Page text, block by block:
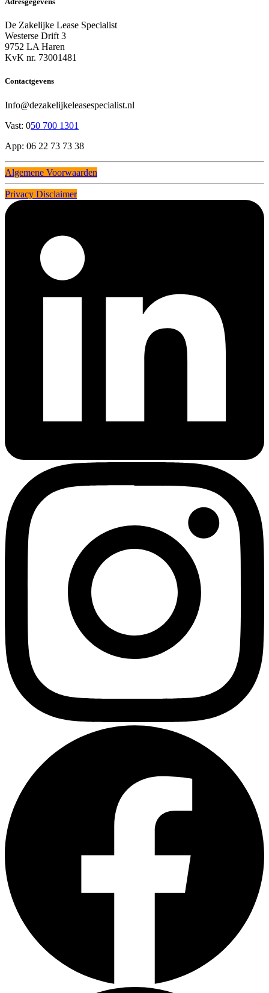
De Zakelijke Lease Specialist
Westerse Drift 3
9752 LA Haren
KvK nr. 73001481
Contactgevens
Info@dezakelijkeleasespecialist.nl
Vast: 050 700 1301
App: 06 22 73 73 38
Algemene Voorwaarden
Privacy Disclaimer